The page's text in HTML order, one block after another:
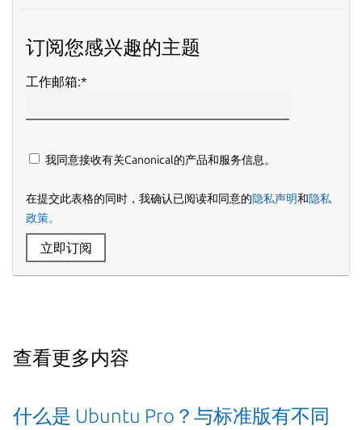
订阅您感兴趣的主题
工作邮箱:*
我同意接收有关Canonical的产品和服务信息。
在提交此表格的同时，我确认已阅读和同意的隐私声明和隐私
政策。
立即订阅
查看更多内容
什么是 Ubuntu Pro？与标准版有不同